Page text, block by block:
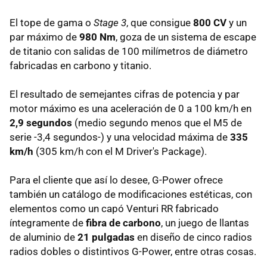
El tope de gama o Stage 3, que consigue 800 CV y un
par máximo de 980 Nm, goza de un sistema de escape
de titanio con salidas de 100 milímetros de diámetro
fabricadas en carbono y titanio.
El resultado de semejantes cifras de potencia y par
motor máximo es una aceleración de 0 a 100 km/h en
2,9 segundos (medio segundo menos que el M5 de
serie -3,4 segundos-) y una velocidad máxima de 335
km/h (305 km/h con el M Driver's Package).
Para el cliente que así lo desee, G-Power ofrece
también un catálogo de modificaciones estéticas, con
elementos como un capó Venturi RR fabricado
íntegramente de fibra de carbono, un juego de llantas
de aluminio de 21 pulgadas en diseño de cinco radios
radios dobles o distintivos G-Power, entre otras cosas.